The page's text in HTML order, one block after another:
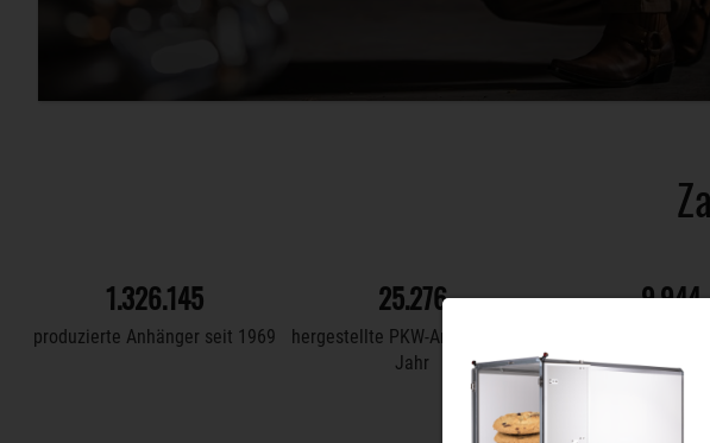
1.561.522
produzierte Anhänger seit 1969
39.492
hergestellte PKW-Anhänger pro
Jahr
29.952
hergestellte
Jahr